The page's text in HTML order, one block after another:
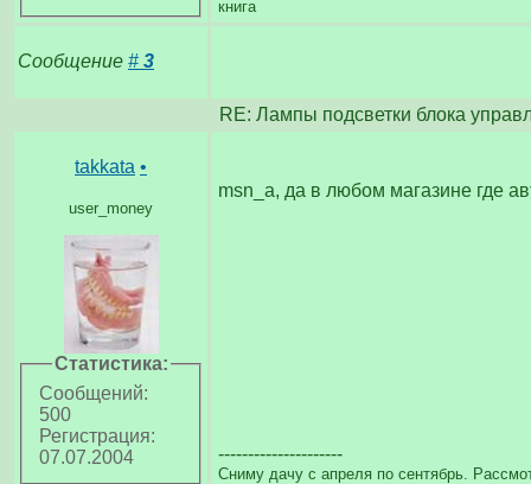
книга
Сообщение # 3
RE: Лампы подсветки блока
takkata •
user_money
Статистика:
Сообщений:
500
Регистрация:
07.07.2004
msn_a, да в любом магазине где
---------------------
Сниму дачу с апреля по сентябрь.